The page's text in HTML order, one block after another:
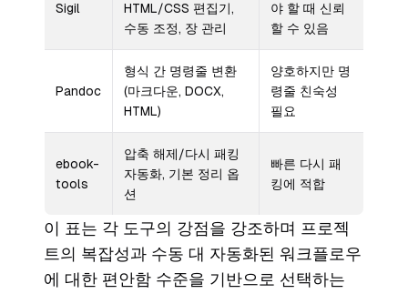
Sigil
HTML/CSS 편집기,
수동 조정, 장 관리
야 할 때 신뢰
할 수 있음
Pandoc
형식 간 명령줄 변환
(마크다운, DOCX,
HTML)
양호하지만 명
령줄 친숙성
필요
ebook-
tools
압축 해제/다시 패킹
자동화, 기본 정리 옵
션
빠른 다시 패
킹에 적합
이 표는 각 도구의 강점을 강조하며 프로젝
트의 복잡성과 수동 대 자동화된 워크플로우
에 대한 편안함 수준을 기반으로 선택하는